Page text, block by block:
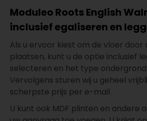
Moduleo Roots English
inclusief egaliseren en
Als u ervoor kiest om de vloer door
plaatsen, kunt u de optie inclusief
selecteren en het type
Vervolgens sturen wij u geheel
scherpste prijs per e-mail.
U kunt ook MDF plinten en andere